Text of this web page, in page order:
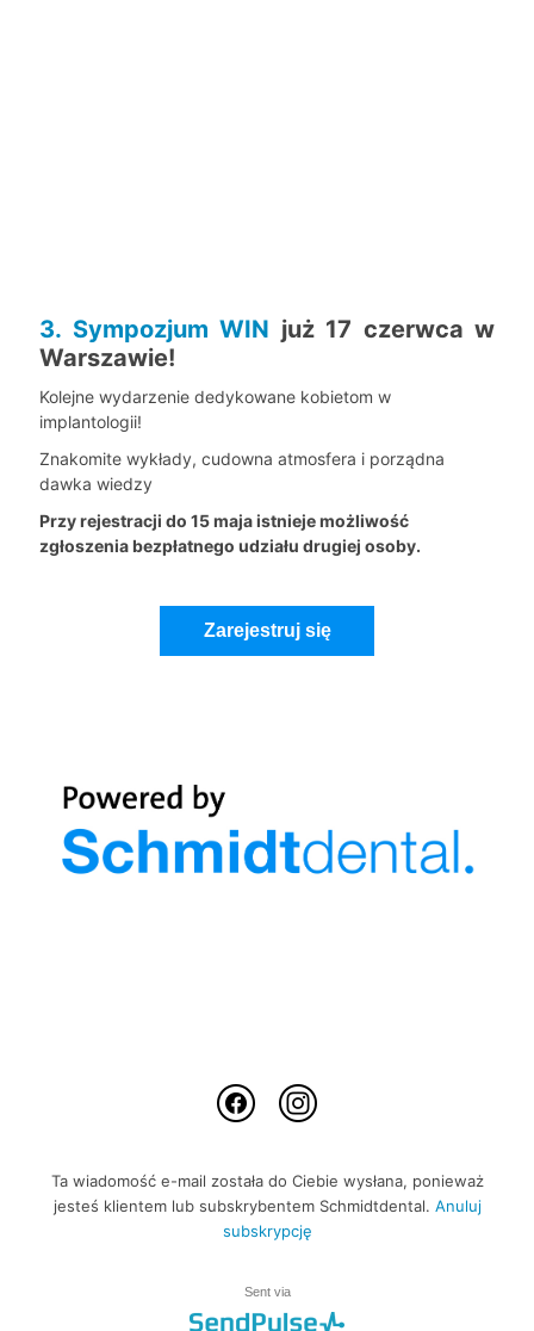
3. Sympozjum WIN już 17 czerwca w
Warszawie!
Kolejne wydarzenie dedykowane kobietom w
implantologii!
Znakomite wykłady, cudowna atmosfera i porządna
dawka wiedzy
Przy rejestracji do 15 maja istnieje możliwość
zgłoszenia bezpłatnego udziału drugiej osoby.
Zarejestruj się
Ta wiadomość e-mail została do Ciebie wysłana, ponieważ
jesteś klientem lub subskrybentem Schmidtdental. Anuluj
subskrypcję
Sent via